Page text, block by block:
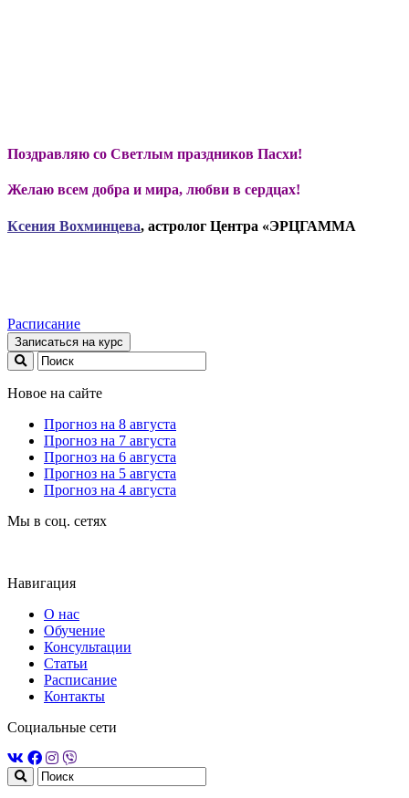
Поздравляю со Светлым праздников Пасхи!
Желаю всем добра и мира, любви в сердцах!
Ксения Вохминцева, астролог Центра «ЭРЦГАММА
Расписание
Записаться на курс
Новое на сайте
Прогноз на 8 августа
Прогноз на 7 августа
Прогноз на 6 августа
Прогноз на 5 августа
Прогноз на 4 августа
Мы в соц. сетях
Навигация
О нас
Обучение
Консультации
Статьи
Расписание
Контакты
Социальные сети